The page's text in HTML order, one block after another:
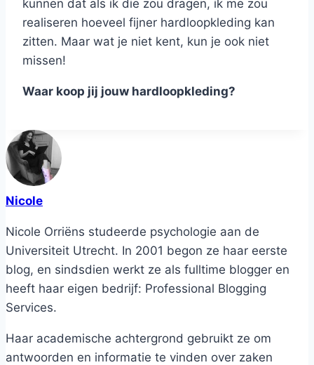
kunnen dat als ik die zou dragen, ik me zou
realiseren hoeveel fijner hardloopkleding kan
zitten. Maar wat je niet kent, kun je ook niet
missen!
Waar koop jij jouw hardloopkleding?
Nicole
Nicole Orriëns studeerde psychologie aan de
Universiteit Utrecht. In 2001 begon ze haar eerste
blog, en sindsdien werkt ze als fulltime blogger en
heeft haar eigen bedrijf: Professional Blogging
Services.
Haar academische achtergrond gebruikt ze om
antwoorden en informatie te vinden over zaken